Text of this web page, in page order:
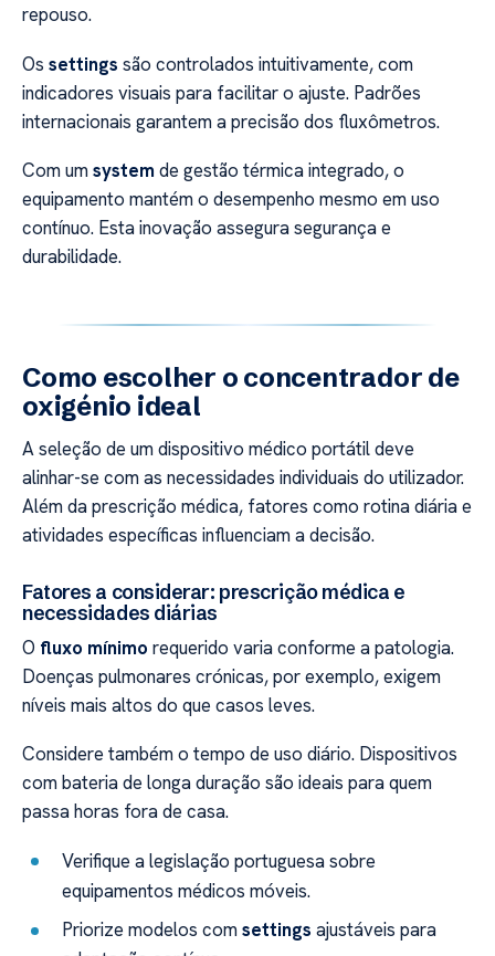
repouso.
Os settings são controlados intuitivamente, com
indicadores visuais para facilitar o ajuste. Padrões
internacionais garantem a precisão dos fluxômetros.
Com umsystem de gestão térmica integrado, o
equipamento mantém o desempenho mesmo em uso
contínuo. Esta inovação assegura segurança e
durabilidade.
Como escolher o concentrador de
oxigénio ideal
A seleção de um dispositivo médico portátil deve
alinhar-se com as necessidades individuais do utilizador.
Além da prescrição médica, fatores como rotina diária e
atividades específicas influenciam a decisão.
Fatores a considerar: prescrição médica e
necessidades diárias
O fluxo mínimo requerido varia conforme a patologia.
Doenças pulmonares crónicas, por exemplo, exigem
níveis mais altos do que casos leves.
Considere também o tempo de uso diário. Dispositivos
com bateria de longa duração são ideais para quem
passa horas fora de casa.
Verifique a legislação portuguesa sobre
equipamentos médicos móveis.
Priorize modelos comsettings ajustáveis para